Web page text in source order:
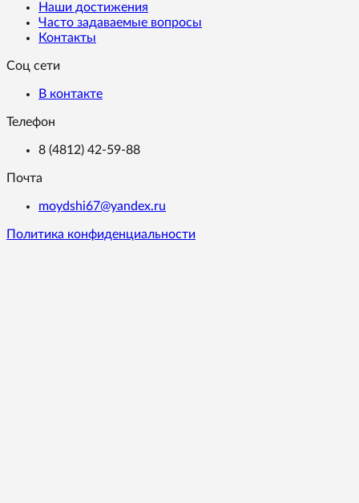
Наши достижения
Часто задаваемые вопросы
Контакты
Соц сети
В контакте
Телефон
8 (4812) 42-59-88
Почта
moydshi67@yandex.ru
Политика конфиденциальности